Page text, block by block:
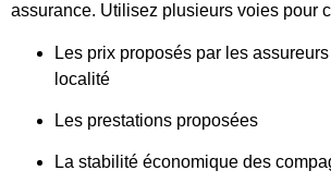
assurance. Utilisez plusieurs voies pour
Les prix proposés par les
localité
Les prestations proposées
La stabilité économique des